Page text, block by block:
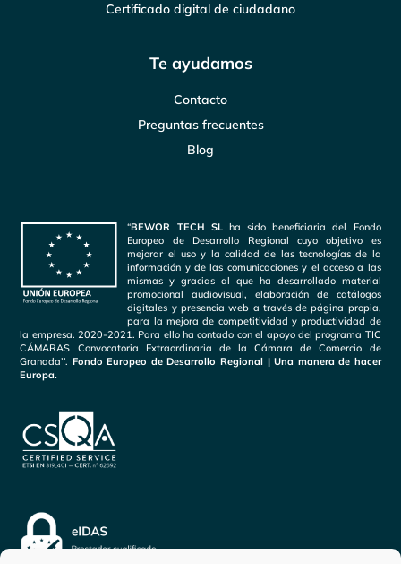
Certificado digital de ciudadano
Te ayudamos
Contacto
Preguntas frecuentes
Blog
“BEWOR TECH SLha sido beneficiaria del Fondo
Europeo de Desarrollo Regional cuyo objetivo es
mejorar el uso y la calidad de las tecnologías de la
información y de las comunicaciones y el acceso a las
mismas y gracias al que ha desarrollado material
promocional audiovisual, elaboración de catálogos
digitales y presencia web a través de página propia,
para la mejora de competitividad y productividad de
la empresa. 2020-2021. Para ello ha contado con el apoyo del programa TIC
CÁMARAS Convocatoria Extraordinaria de la Cámara de Comercio de
Granada’’. Fondo Europeo de Desarrollo Regional | Una manera de hacer
Europa.